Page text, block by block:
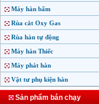
Máy hàn bấm
Rùa cắt Oxy Gas
Rùa hàn tự động
Máy hàn Thiếc
Máy phát hàn
Vật tư phụ kiện hàn
Sản phẩm bán chạy